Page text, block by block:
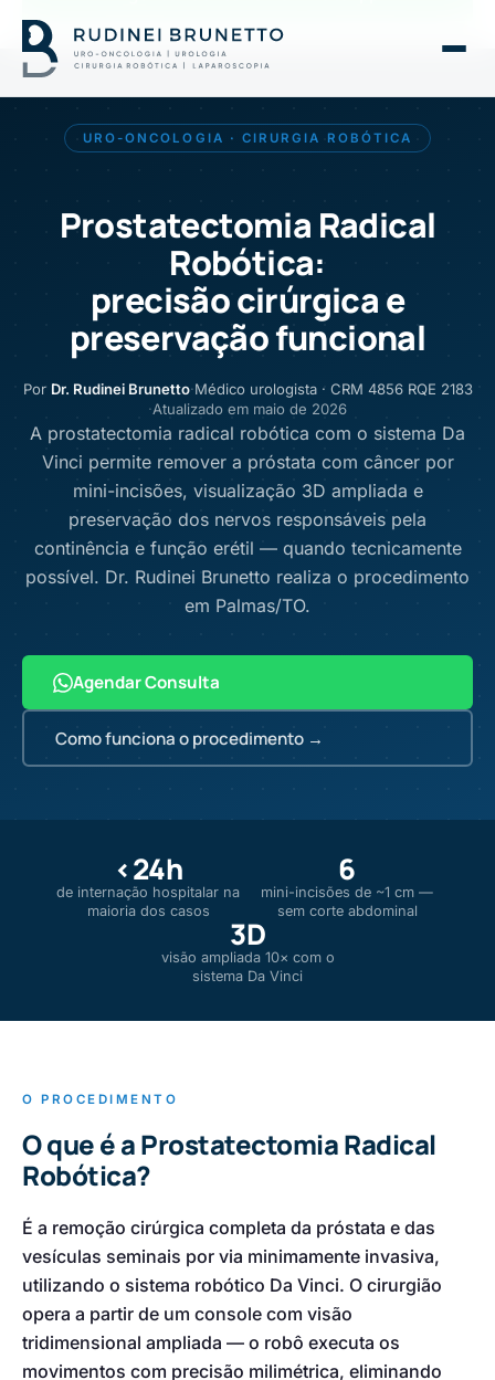
URO-ONCOLOGIA · CIRURGIA ROBÓTICA
Prostatectomia Radical
Robótica:
precisão cirúrgica e
preservação funcional
Por Dr. Rudinei Brunetto·Médico urologista · CRM 4856 RQE 2183
·Atualizado em maio de 2026
A prostatectomia radical robótica com o sistema Da
Vinci permite remover a próstata com câncer por
mini-incisões, visualização 3D ampliada e
preservação dos nervos responsáveis pela
continência e função erétil — quando tecnicamente
possível. Dr. Rudinei Brunetto realiza o procedimento
em Palmas/TO.
Agendar Consulta
Como funciona o procedimento →
<24h
de internação hospitalar na
maioria dos casos
6
mini-incisões de ~1 cm —
sem corte abdominal
3D
visão ampliada 10× com o
sistema Da Vinci
O PROCEDIMENTO
O que é a Prostatectomia Radical
Robótica?
É a remoção cirúrgica completa da próstata e das
vesículas seminais por via minimamente invasiva,
utilizando o sistema robótico Da Vinci. O cirurgião
opera a partir de um console com visão
tridimensional ampliada — o robô executa os
movimentos com precisão milimétrica, eliminando